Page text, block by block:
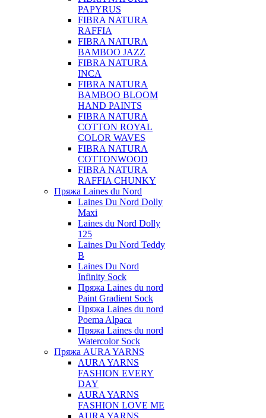
PAPYRUS
FIBRA NATURA
RAFFIA
FIBRA NATURA
BAMBOO JAZZ
FIBRA NATURA
INCA
FIBRA NATURA
BAMBOO BLOOM
HAND PAINTS
FIBRA NATURA
COTTON ROYAL
COLOR WAVES
FIBRA NATURA
COTTONWOOD
FIBRA NATURA
RAFFIA CHUNKY
Пряжа Laines du Nord
Laines Du Nord Dolly
Maxi
Laines du Nord Dolly
125
Laines Du Nord Teddy
B
Laines Du Nord
Infinity Sock
Пряжа Laines du nord
Paint Gradient Sock
Пряжа Laines du nord
Poema Alpaca
Пряжа Laines du nord
Watercolor Sock
Пряжа AURA YARNS
AURA YARNS
FASHION EVERY
DAY
AURA YARNS
FASHION LOVE ME
AURA YARNS